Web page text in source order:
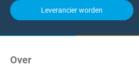
Leverancier worden
Over